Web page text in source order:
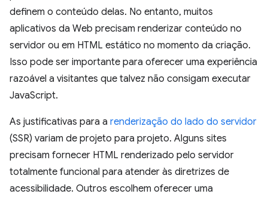
definem o conteúdo delas. No entanto, muitos
aplicativos da Web precisam renderizar conteúdo no
servidor ou em HTML estático no momento da criação.
Isso pode ser importante para oferecer uma experiência
razoável a visitantes que talvez não consigam executar
JavaScript.
As justificativas para a renderização do lado do servidor
(SSR) variam de projeto para projeto. Alguns sites
precisam fornecer HTML renderizado pelo servidor
totalmente funcional para atender às diretrizes de
acessibilidade. Outros escolhem oferecer uma